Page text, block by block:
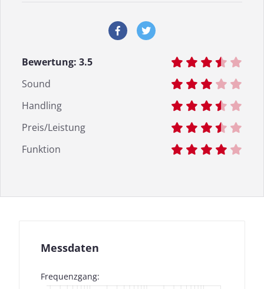
Bewertung: 3.5
Sound
Handling
Preis/Leistung
Funktion
Messdaten
Frequenzgang: